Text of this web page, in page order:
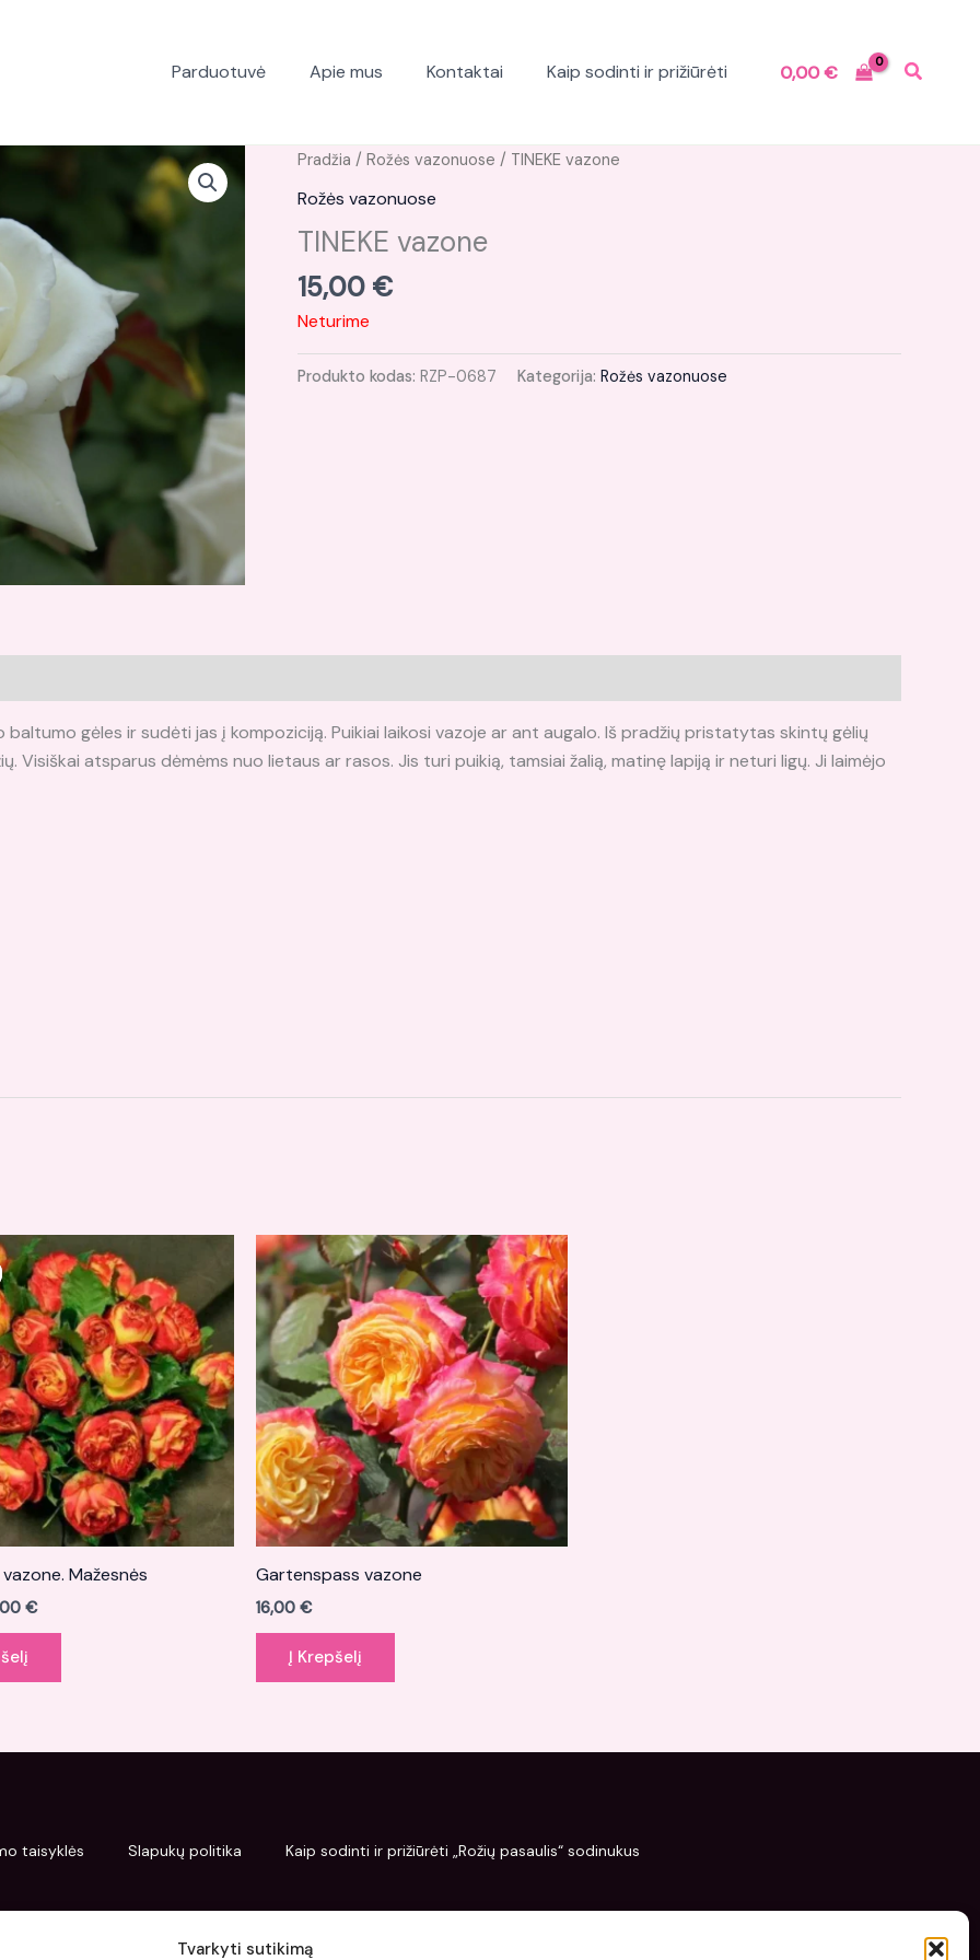
Tvarkyti sutikimą
Parduotuvė Apie mus Kontaktai Kaip sodinti ir prižiūrėti 0,00€
Pradžia / Rožės vazonuose / TINEKE vazone
Rožės vazonuose
TINEKE vazone
15,00 €
Neturime
Produkto kodas: RZP-0687 Kategorija: Rožės vazonuose
gėles ir sudėti jas į kompoziciją. Puikiai laikosi vazoje ar ant augalo. Iš pradžių pristatytas skintų gėlių
Visiškai atsparus dėmėms nuo lietaus ar rasos. Jis turi puikią, tamsiai žalią, matinę lapiją ir neturi ligų. Ji laimėjo
Mažesnės
€.
€
Current
price
is:
12,00 €.
Gartenspass vazone
16,00 €
Į Krepšelį
taisyklės Slapukų politika Kaip sodinti ir prižiūrėti „Rožių pasaulis“ sodinukus